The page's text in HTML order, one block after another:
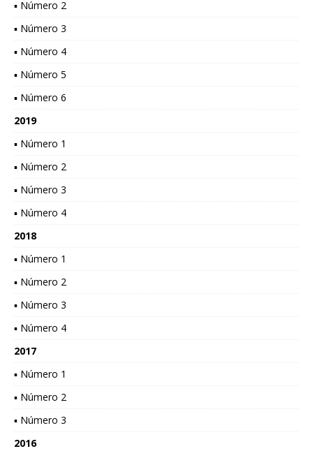
▪ Número 2
▪ Número 3
▪ Número 4
▪ Número 5
▪ Número 6
2019
▪ Número 1
▪ Número 2
▪ Número 3
▪ Número 4
2018
▪ Número 1
▪ Número 2
▪ Número 3
▪ Número 4
2017
▪ Número 1
▪ Número 2
▪ Número 3
2016